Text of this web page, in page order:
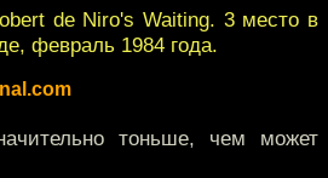
de Niro's Waiting. 3 место в
февраль 1984 года.
тоньше, чем может